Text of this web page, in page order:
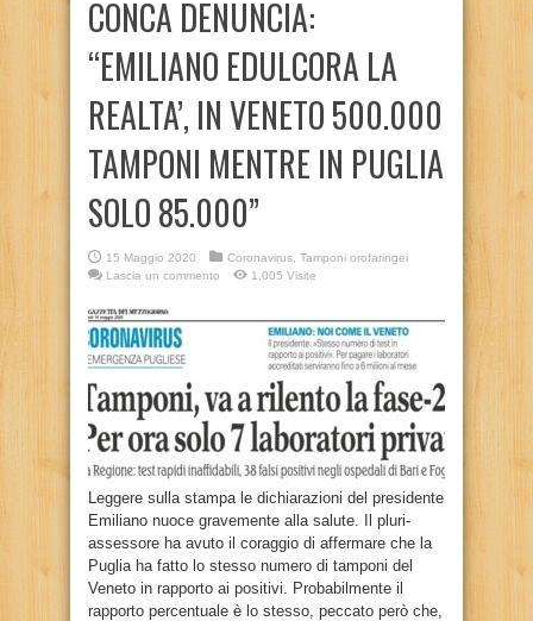
CONCA DENUNCIA:
“EMILIANO EDULCORA LA
REALTA’, IN VENETO 500.000
TAMPONI MENTRE IN PUGLIA
SOLO 85.000”
15 Maggio 2020 Coronavirus Tamponi orofaringei
Lascia un commento
1,005 Visite
Leggere sulla stampa le dichiarazioni del presidente
Emiliano nuoce gravemente alla salute. Il pluri-
assessore ha avuto il coraggio di affermare che la
Puglia ha fatto lo stesso numero di tamponi del
Veneto in rapporto ai positivi. Probabilmente il
rapporto percentuale è lo stesso, peccato però che,